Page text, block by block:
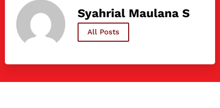
Syahrial Maulana S
All Posts